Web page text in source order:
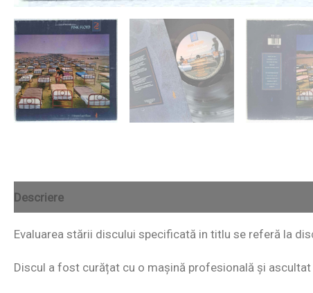
Descriere
Evaluarea stării discului specificată in titlu se referă la
Discul a fost curățat cu o mașină profesională și